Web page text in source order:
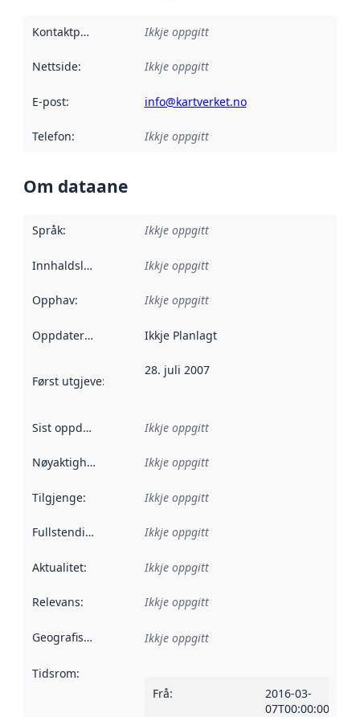
Kontaktpunkt Ikkje oppgitt
Nettside: Ikkje oppgitt
E-post: info@kartverket.no
Telefon: Ikkje oppgitt
Om dataane
Språk: Ikkje oppgitt
Innhaldsleverandørar :
Ikkje oppgitt
Opphav: Ikkje oppgitt
Oppdateringsfrekvens :
Ikkje Planlagt
Først utgjeve: Denne datoen seier når dataa i dette
28. juli 2007
Sist oppdatert Ikkje oppgitt
Nøyaktigheit Ikkje oppgitt
Tilgjenge: Ikkje oppgitt
Fullstendigheit Ikkje oppgitt
Aktualitet: Ikkje oppgitt
Relevans: Ikkje oppgitt
Geografisk område Ikkje oppgitt
Tidsrom:
Frå:
2016-03-
07T00:00:00Z